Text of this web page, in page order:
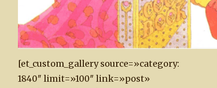
[et_custom_gallery source=»category:
1840″ limit=»100″ link=»post»